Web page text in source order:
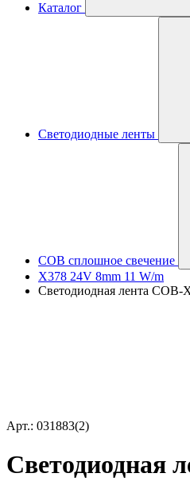
Каталог
Светодиодные ленты
COB сплошное свечение
X378 24V 8mm 11 W/m
Светодиодная лента COB-
Арт.: 031883(2)
Светодиодная